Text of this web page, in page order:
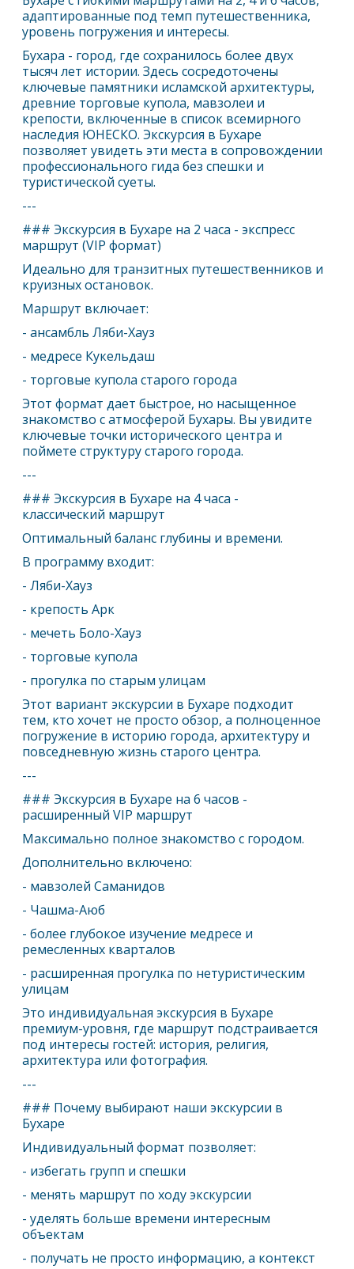
адаптированные под темп путешественника,
уровень погружения и интересы.
Бухара - город, где сохранилось более двух
тысяч лет истории. Здесь сосредоточены
ключевые памятники исламской архитектуры,
древние торговые купола, мавзолеи и
крепости, включенные в список всемирного
наследия ЮНЕСКО. Экскурсия в Бухаре
позволяет увидеть эти места в сопровождении
профессионального гида без спешки и
туристической суеты.
---
### Экскурсия в Бухаре на 2 часа - экспресс
маршрут (VIP формат)
Идеально для транзитных путешественников и
круизных остановок.
Маршрут включает:
- ансамбль Ляби-Хауз
- медресе Кукельдаш
- торговые купола старого города
Этот формат дает быстрое, но насыщенное
знакомство с атмосферой Бухары. Вы увидите
ключевые точки исторического центра и
поймете структуру старого города.
---
### Экскурсия в Бухаре на 4 часа -
классический маршрут
Оптимальный баланс глубины и времени.
В программу входит:
- Ляби-Хауз
- крепость Арк
- мечеть Боло-Хауз
- торговые купола
- прогулка по старым улицам
Этот вариант экскурсии в Бухаре подходит
тем, кто хочет не просто обзор, а полноценное
погружение в историю города, архитектуру и
повседневную жизнь старого центра.
---
### Экскурсия в Бухаре на 6 часов -
расширенный VIP маршрут
Максимально полное знакомство с городом.
Дополнительно включено:
- мавзолей Саманидов
- Чашма-Аюб
- более глубокое изучение медресе и
ремесленных кварталов
- расширенная прогулка по нетуристическим
улицам
Это индивидуальная экскурсия в Бухаре
премиум-уровня, где маршрут подстраивается
под интересы гостей: история, религия,
архитектура или фотография.
---
### Почему выбирают наши экскурсии в
Бухаре
Индивидуальный формат позволяет:
- избегать групп и спешки
- менять маршрут по ходу экскурсии
- уделять больше времени интересным
объектам
- получать не просто информацию, а контекст